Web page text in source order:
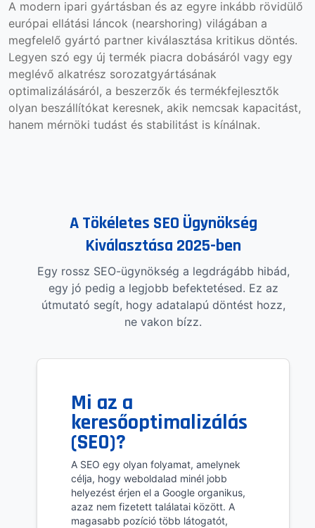
A modern ipari gyártásban és az egyre inkább rövidülő
európai ellátási láncok (nearshoring) világában a
megfelelő gyártó partner kiválasztása kritikus döntés.
Legyen szó egy új termék piacra dobásáról vagy egy
meglévő alkatrész sorozatgyártásának
optimalizálásáról, a beszerzők és termékfejlesztők
olyan beszállítókat keresnek, akik nemcsak kapacitást,
hanem mérnöki tudást és stabilitást is kínálnak.
A Tökéletes SEO Ügynökség
Kiválasztása 2025-ben
Egy rossz SEO-ügynökség a legdrágább hibád,
egy jó pedig a legjobb befektetésed. Ez az
útmutató segít, hogy adatalapú döntést hozz,
ne vakon bízz.
Mi az a
keresőoptimalizálás
(SEO)?
A SEO egy olyan folyamat, amelynek
célja, hogy weboldalad minél jobb
helyezést érjen el a Google organikus,
azaz nem fizetett találatai között. A
magasabb pozíció több látogatót,